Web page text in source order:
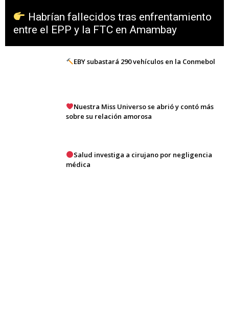
Habrían fallecidos tras enfrentamiento
entre el EPP y la FTC en Amambay
EBY subastará 290 vehículos en la Conmebol
Nuestra Miss Universo se abrió y contó más
sobre su relación amorosa
Salud investiga a cirujano por negligencia
médica